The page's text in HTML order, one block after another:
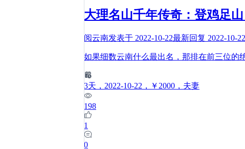
大理名山千年传奇：登鸡足
阅云南发表于 2022-10-22最新回复 2022-10-22
如果细数云南什么最出名，那排在前三位的
3天 ，2022-10-22 ，￥2000 ，夫妻
198
1
0